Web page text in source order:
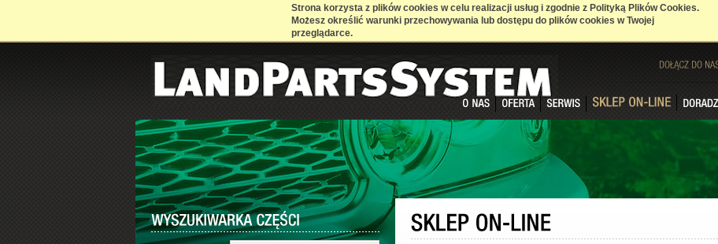
Strona korzysta z plików cookies w celu realizacji usług i zgodnie z Polityką Plików Cookies.
Możesz określić warunki przechowywania lub dostępu do plików cookies w Twojej
przeglądarce.